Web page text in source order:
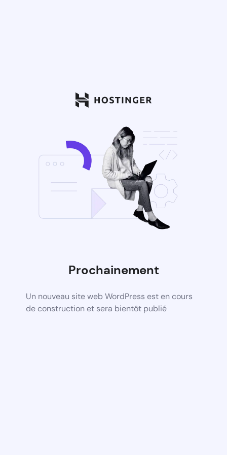
Prochainement
Un nouveau site web WordPress est en cours
de construction et sera bientôt publié